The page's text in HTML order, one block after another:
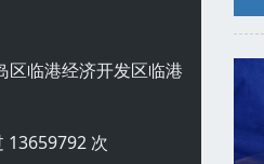
区临港经济开发区临港
13659792 次